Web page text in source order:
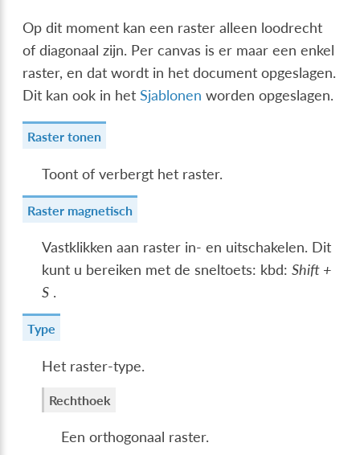
Op dit moment kan een raster alleen loodrecht
of diagonaal zijn. Per canvas is er maar een enkel
raster, en dat wordt in het document opgeslagen.
Dit kan ook in hetSjablonen worden opgeslagen.
Raster tonen
Toont of verbergt het raster.
Raster magnetisch
Vastklikken aan raster in- en uitschakelen. Dit
kunt u bereiken met de sneltoets: kbd:Shift +
S .
Type
Het raster-type.
Rechthoek
Een orthogonaal raster.